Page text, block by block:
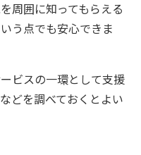
周囲に知ってもらえる
う点でも安心できま
ビスの一環として支援
どを調べておくとよい